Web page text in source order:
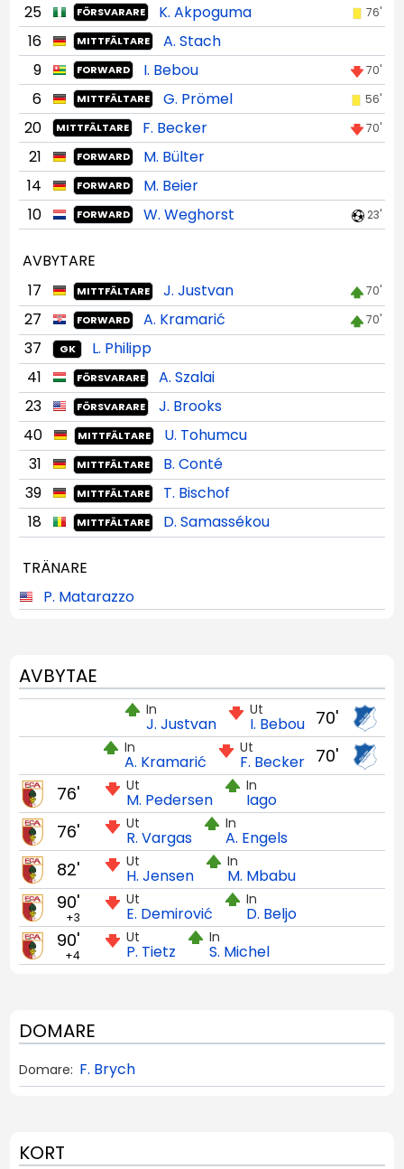
25
FÖRSVARARE K. Akpoguma 76'
16 MITTFÄLTARE
A. Stach
9
FORWARD I. Bebou 70'
6 MITTFÄLTARE G. Prömel 56'
20 MITTFÄLTARE F. Becker 70'
21 FORWARD
M. Bülter
14
FORWARD
M. Beier
10
FORWARD W. Weghorst 23'
AVBYTARE
17
MITTFÄLTARE J. Justvan 70'
27 FORWARD A. Kramarić 70'
37 GK
L. Philipp
41
FÖRSVARARE
A. Szalai
23
FÖRSVARARE
J. Brooks
40
MITTFÄLTARE
U. Tohumcu
31
MITTFÄLTARE
B. Conté
39
MITTFÄLTARE
T. Bischof
18
MITTFÄLTARE D. Samassékou
TRÄNARE
P. Matarazzo
AVBYTAE
70'
Ut
I. Bebou
In
J. Justvan
70'
Ut
F. Becker
In
A. Kramarić
Ut
M. Pedersen
In
Iago
76'
Ut
R. Vargas
In
A. Engels
76'
Ut
H. Jensen
In
M. Mbabu
82'
Ut
E. Demirović
In
D. Beljo
90'
+3
Ut
P. Tietz
In
S. Michel
90'
+4
DOMARE
Domare: F. Brych
KORT